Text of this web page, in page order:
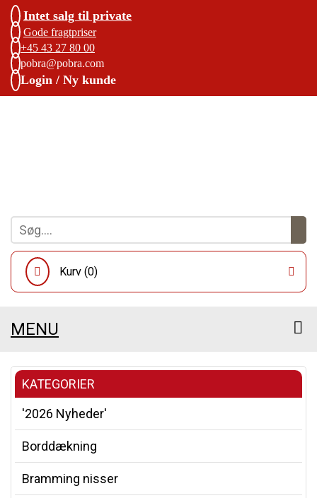
Intet salg til private
Gode fragtpriser
+45 43 27 80 00
pobra@pobra.com
Login / Ny kunde
Kurv (0)
MENU
KATEGORIER
'2026 Nyheder'
Borddækning
Bramming nisser